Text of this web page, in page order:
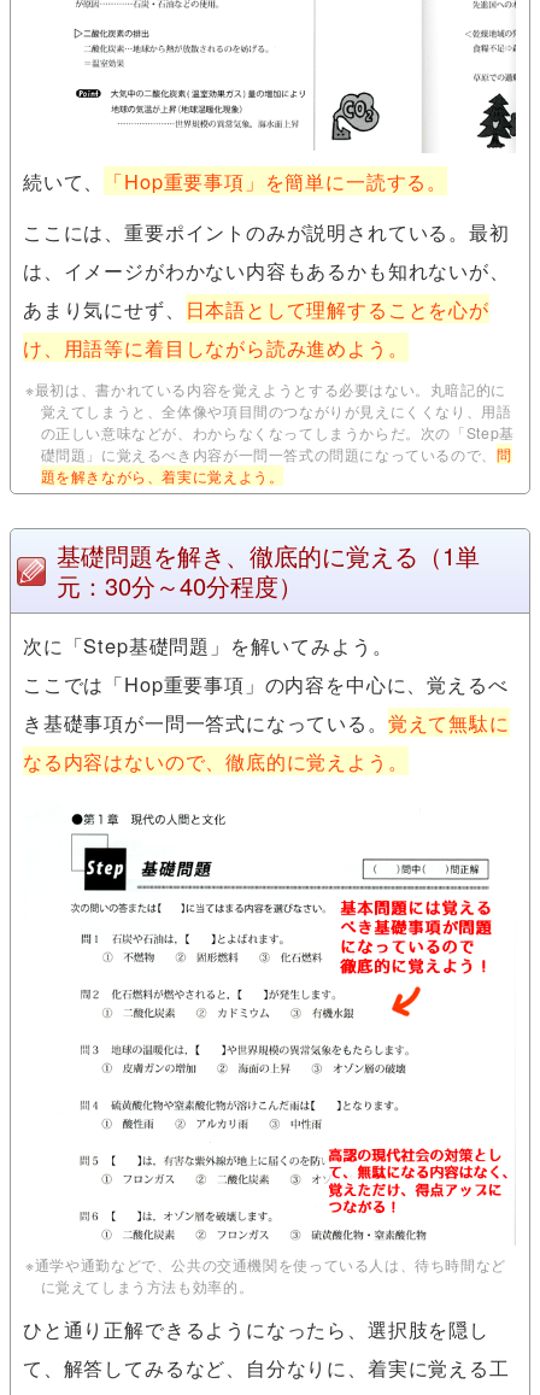
続いて、
「Hop重要事項」を簡単に一読する。
ここには、重要ポイントのみが説明されている。最初
は、イメージがわかない内容もあるかも知れないが、
あまり気にせず、
日本語として理解することを心が
け、用語等に着目しながら読み進めよう。
※最初は、書かれている内容を覚えようとする必要はない。丸暗記的に
覚えてしまうと、全体像や項目間のつながりが見えにくくなり、用語
の正しい意味などが、わからなくなってしまうからだ。次の「Step基
礎問題」に覚えるべき内容が一問一答式の問題になっているので、 問
題を解きながら、着実に覚えよう。
基礎問題を解き、徹底的に覚える （1単
元：30分～40分程度）
次に「Step基礎問題」を解いてみよう。
ここでは「Hop重要事項」の内容を中心に、覚えるべ
き基礎事項が一問一答式になっている。 覚えて無駄に
なる内容はないので、徹底的に覚えよう。
※通学や通勤などで、公共の交通機関を使っている人は、待ち時間など
に覚えてしまう方法も効率的。
ひと通り正解できるようになったら、選択肢を隠し
て、解答してみるなど、自分なりに、着実に覚える工